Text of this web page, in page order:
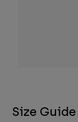
Size Guide